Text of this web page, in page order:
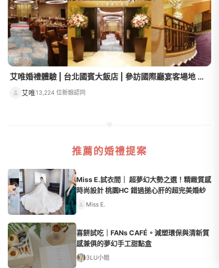
艾唯婚禮體驗 | 台北國賓大飯店 | 參訪國際廳宴客場地 米其林級婚宴菜色試吃分享
艾唯13,224 位新娘認同
推薦的婚禮提案
Miss E.試衣間｜ 超夢幻大勢之選！精緻質感
時尚設計 桃園HC 錯過搥心肝的超完美婚紗
Miss E.
喜餅試吃｜FANs CAFÉ。減塑環保與清新質
感兼俱的夢幻手工甜點盒
3LU小姐